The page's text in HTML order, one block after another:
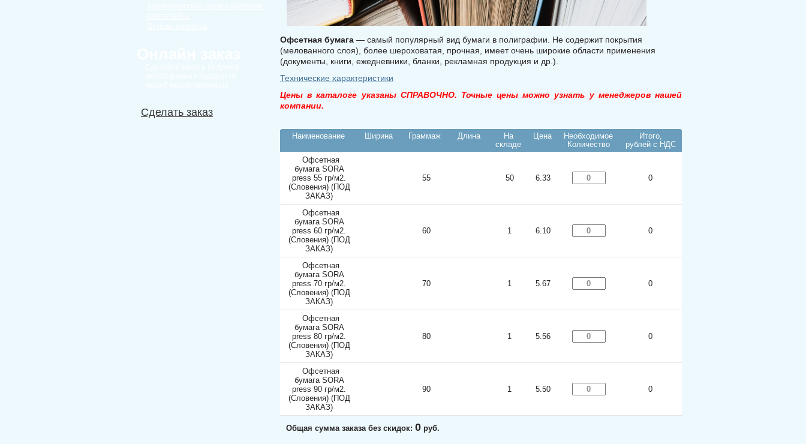
Сделать заказ
Офсетная бумага — самый популярный вид бумаги в полиграфии. Не содержит покрытия
(мелованного слоя), более шероховатая, прочная, имеет очень широкие области применения
(документы, книги, ежедневники, бланки, рекламная продукция и др.).
Технические характеристики
Цены в каталоге указаны СПРАВОЧНО. Точные цены можно узнать у менеджеров нашей
компании.
Наименование Ширина Граммаж Длина
На
складе
Цена
Необходимое
Количество
Итого,
рублей с НДС
Офсетная
бумага SORA
press 55 гр/м2.
(Словения) (ПОД
ЗАКАЗ)
55 50 6.33 0
Офсетная
бумага SORA
press 60 гр/м2.
(Словения) (ПОД
ЗАКАЗ)
60 1 6.10 0
Офсетная
бумага SORA
press 70 гр/м2.
(Словения) (ПОД
ЗАКАЗ)
70 1 5.67 0
Офсетная
бумага SORA
press 80 гр/м2.
(Словения) (ПОД
ЗАКАЗ)
80 1 5.56 0
Офсетная
бумага SORA
press 90 гр/м2.
(Словения) (ПОД
ЗАКАЗ)
90 1 5.50 0
Общая сумма заказа без скидок: 0 руб.